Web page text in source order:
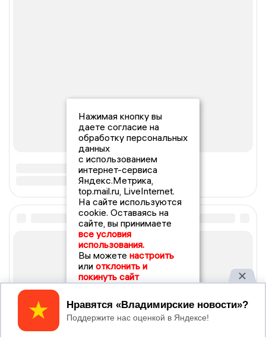
Нажимая кнопку вы
даете согласие на
обработку персональных
данных
с использованием
интернет-сервиса
Яндекс.Метрика,
top.mail.ru, LiveInternet.
На сайте используются
cookie. Оставаясь на
сайте, вы принимаете
все условия
использования.
Вы можете настроить
или отклонить и
покинуть сайт
Принять